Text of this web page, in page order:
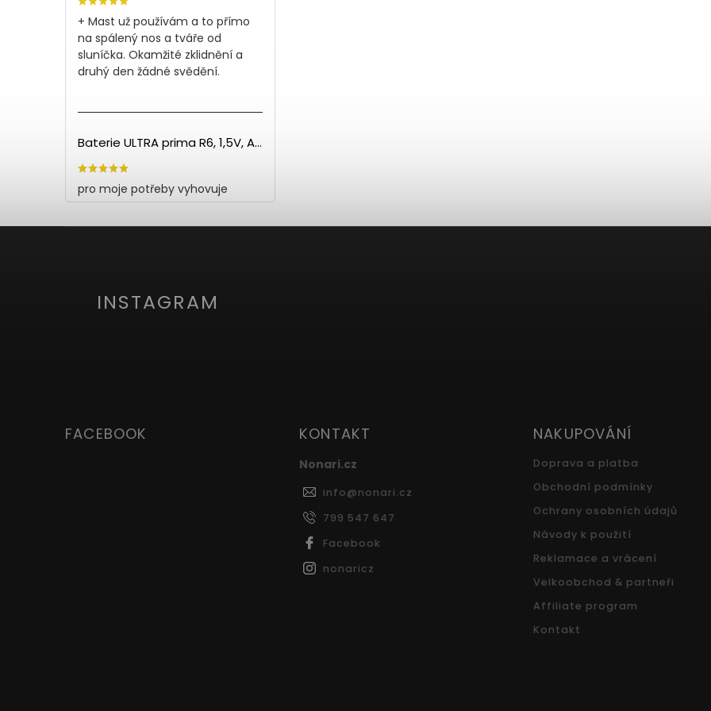
+ Mast už používám a to přímo
na spálený nos a tváře od
sluníčka. Okamžité zklidnění a
druhý den žádné svědění.
Baterie ULTRA prima R6, 1,5V, AA - 60ks
pro moje potřeby vyhovuje
INSTAGRAM
FACEBOOK KONTAKT
Nonari.cz
info@nonari.cz
799 547 647
Facebook
nonaricz
NAKUPOVÁNÍ
Doprava a platba
Obchodní podmínky
Ochrany osobních údajů
Návody k použití
Reklamace a vrácení
Velkoobchod & partneři
Affiliate program
Kontakt